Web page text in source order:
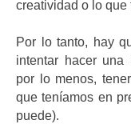
creatividad o lo que
Por lo tanto, hay
intentar hacer una
por lo menos,
que teníamos en
puede).